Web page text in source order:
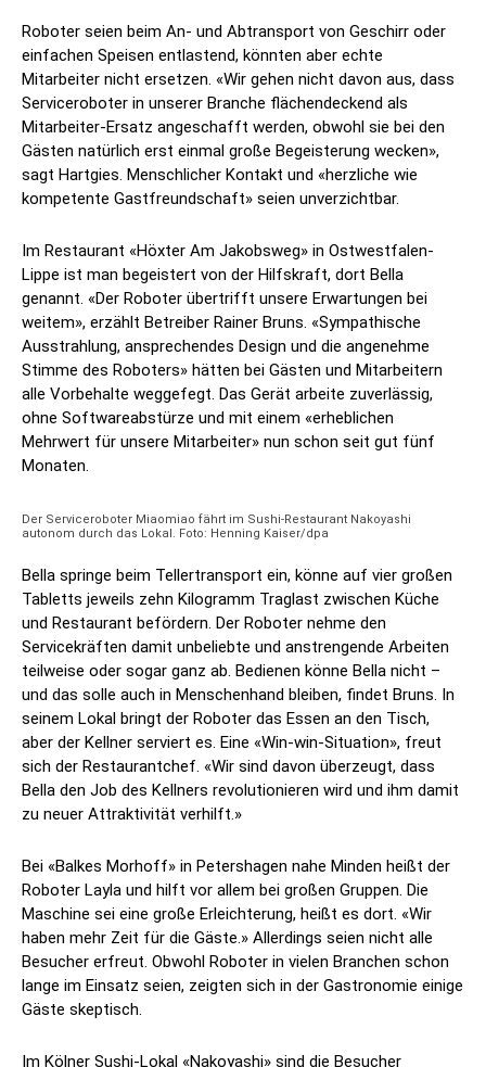
Roboter seien beim An- und Abtransport von Geschirr oder
einfachen Speisen entlastend, könnten aber echte
Mitarbeiter nicht ersetzen. «Wir gehen nicht davon aus, dass
Serviceroboter in unserer Branche flächendeckend als
Mitarbeiter-Ersatz angeschafft werden, obwohl sie bei den
Gästen natürlich erst einmal große Begeisterung wecken»,
sagt Hartgies. Menschlicher Kontakt und «herzliche wie
kompetente Gastfreundschaft» seien unverzichtbar.
Im Restaurant «Höxter Am Jakobsweg» in Ostwestfalen-
Lippe ist man begeistert von der Hilfskraft, dort Bella
genannt. «Der Roboter übertrifft unsere Erwartungen bei
weitem», erzählt Betreiber Rainer Bruns. «Sympathische
Ausstrahlung, ansprechendes Design und die angenehme
Stimme des Roboters» hätten bei Gästen und Mitarbeitern
alle Vorbehalte weggefegt. Das Gerät arbeite zuverlässig,
ohne Softwareabstürze und mit einem «erheblichen
Mehrwert für unsere Mitarbeiter» nun schon seit gut fünf
Monaten.
Der Serviceroboter Miaomiao fährt im Sushi-Restaurant Nakoyashi
autonom durch das Lokal. Foto: Henning Kaiser/dpa
Bella springe beim Tellertransport ein, könne auf vier großen
Tabletts jeweils zehn Kilogramm Traglast zwischen Küche
und Restaurant befördern. Der Roboter nehme den
Servicekräften damit unbeliebte und anstrengende Arbeiten
teilweise oder sogar ganz ab. Bedienen könne Bella nicht –
und das solle auch in Menschenhand bleiben, findet Bruns. In
seinem Lokal bringt der Roboter das Essen an den Tisch,
aber der Kellner serviert es. Eine «Win-win-Situation», freut
sich der Restaurantchef. «Wir sind davon überzeugt, dass
Bella den Job des Kellners revolutionieren wird und ihm damit
zu neuer Attraktivität verhilft.»
Bei «Balkes Morhoff» in Petershagen nahe Minden heißt der
Roboter Layla und hilft vor allem bei großen Gruppen. Die
Maschine sei eine große Erleichterung, heißt es dort. «Wir
haben mehr Zeit für die Gäste.» Allerdings seien nicht alle
Besucher erfreut. Obwohl Roboter in vielen Branchen schon
lange im Einsatz seien, zeigten sich in der Gastronomie einige
Gäste skeptisch.
Im Kölner Sushi-Lokal «Nakoyashi» sind die Besucher